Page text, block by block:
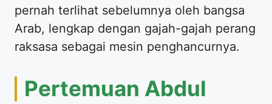
pernah terlihat sebelumnya oleh bangsa
Arab, lengkap dengan gajah-gajah perang
raksasa sebagai mesin penghancurnya.
Pertemuan Abdul